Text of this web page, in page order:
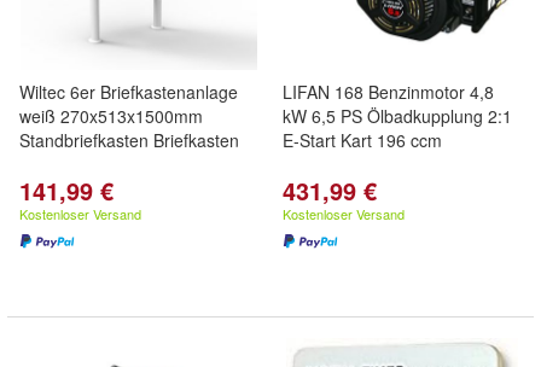
Wiltec 6er Briefkastenanlage
weiß 270x513x1500mm
Standbriefkasten Briefkasten
141,99 €
Kostenloser Versand
LIFAN 168 Benzinmotor 4,8
kW 6,5 PS Ölbadkupplung 2:1
E-Start Kart 196 ccm
431,99 €
Kostenloser Versand